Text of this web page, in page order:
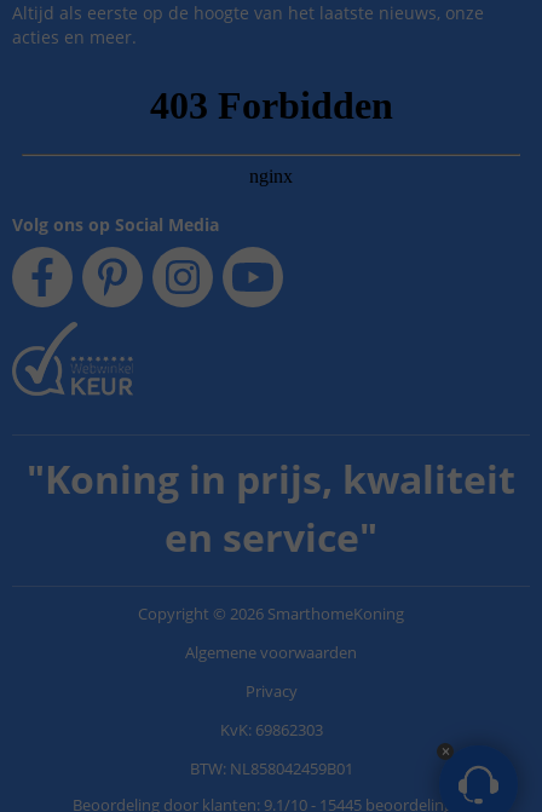
Altijd als eerste op de hoogte van het laatste nieuws, onze
acties en meer.
Volg ons op Social Media
"Koning in prijs, kwaliteit
en service"
Copyright © 2026 SmarthomeKoning
Algemene voorwaarden
Privacy
KvK: 69862303
BTW: NL858042459B01
Beoordeling door klanten: 9.1/10- 15445 beoordelingen